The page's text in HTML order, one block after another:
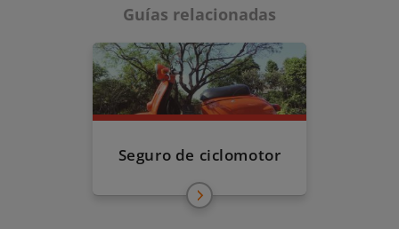
Guías relacionadas
Seguro de ciclomotor